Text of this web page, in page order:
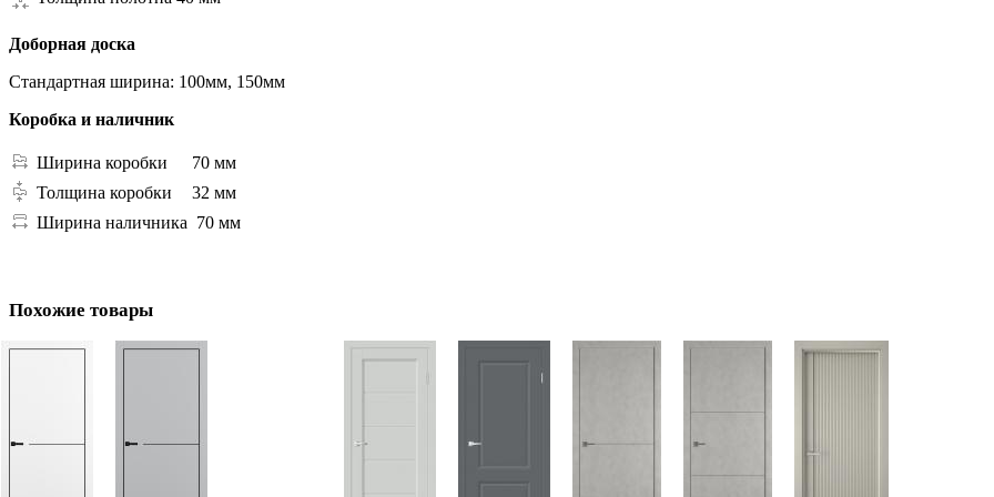
Доборная доска
Стандартная ширина: 100мм, 150мм
Коробка и наличник
Ширина коробки
70 мм
Толщина коробки
32 мм
Ширина наличника 70 мм
Похожие товары